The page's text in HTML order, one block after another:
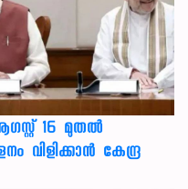
16 മുതൽ
വിളിക്കാൻ കേന്ദ്ര